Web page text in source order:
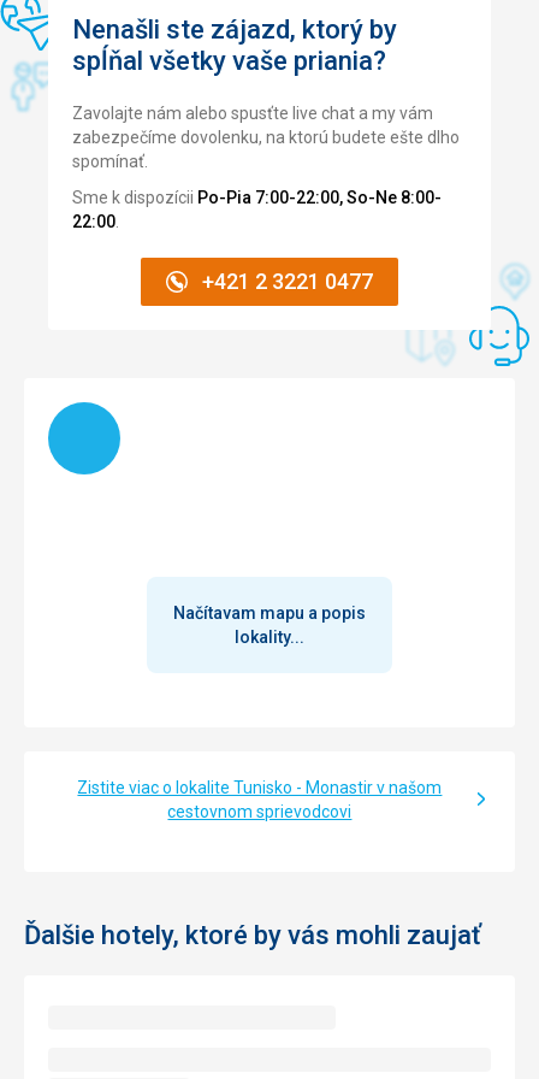
Pipi
Strava
Super
Ubytovanie
Malé, ale v pořádku
Služby
Super
Google Translate
Nenašli ste zájazd, ktorý by
spĺňal všetky vaše priania?
Zavolajte nám alebo spusťte live chat a my vám
zabezpečíme dovolenku, na ktorú budete ešte dlho
spomínať.
Sme k dispozícii Po-Pia 7:00-22:00, So-Ne 8:00-
22:00
+421 2 3221 0477
Načítam
Načítavam mapu a popis
lokality...
Zistite viac o lokalite Tunisko - Monastir v našom
cestovnom sprievodcovi
Ďalšie hotely, ktoré by vás mohli zaujať